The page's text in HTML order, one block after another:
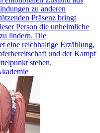
zu anderen
Präsenz bringt
Person die unheimliche
lindern. Die
eine reichhaltige Erzählung,
und der Kampf
stehen.